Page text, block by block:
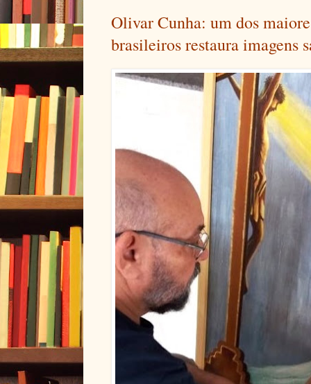
Olivar Cunha: um dos
brasileiros restaura imagens